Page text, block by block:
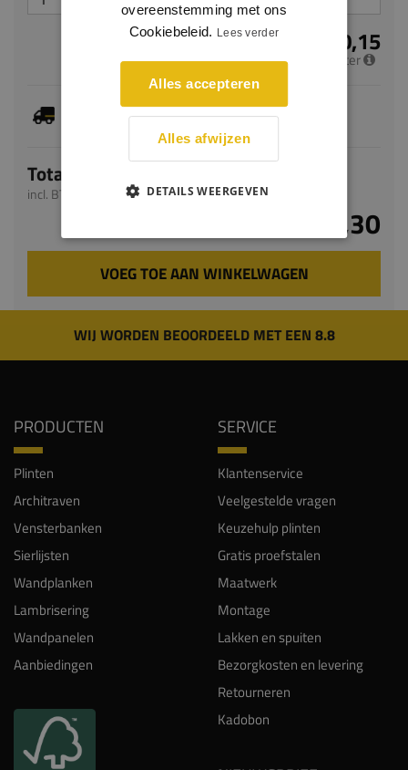
€ 10,15
per meter
Dit artikel is voorradig, de verwachte levertijd
bedraagt 1-3 werkdagen
Totaal
incl. BTW
€ 20,30
VOEG TOE AAN WINKELWAGEN
WIJ WORDEN BEOORDEELD MET EEN 8.8
PRODUCTEN
Plinten
Architraven
Vensterbanken
Sierlijsten
Wandplanken
Lambrisering
Wandpanelen
Aanbiedingen
SERVICE
Klantenservice
Veelgestelde vragen
Keuzehulp plinten
Gratis proefstalen
Maatwerk
Montage
Lakken en spuiten
Bezorgkosten en levering
Retourneren
Kadobon
overeenstemming met ons
Cookiebeleid. Lees verder
Alles accepteren
Alles afwijzen
DETAILS WEERGEVEN